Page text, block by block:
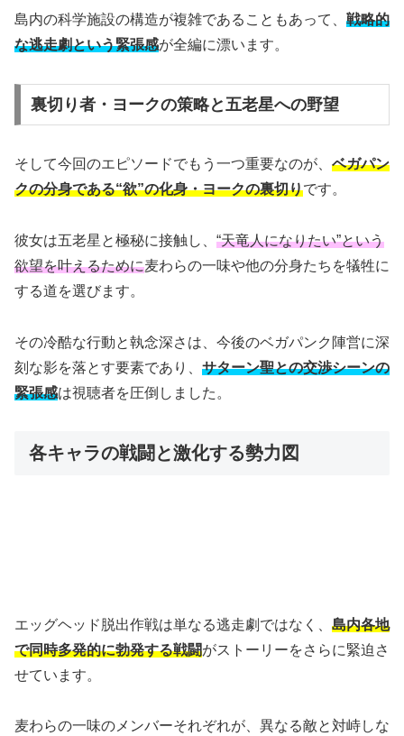
島内の科学施設の構造が複雑であることもあって、 戦略的
な逃走劇という緊張感が全編に漂います。
裏切り者・ヨークの策略と五老星への野望
そして今回のエピソードでもう一つ重要なのが、 ベガパン
クの分身である“欲”の化身・ヨークの裏切りです。
彼女は五老星と極秘に接触し、 “天竜人になりたい”という
欲望を叶えるために麦わらの一味や他の分身たちを犠牲に
する道を選びます。
その冷酷な行動と執念深さは、今後のベガパンク陣営に深
刻な影を落とす要素であり、 サターン聖との交渉シーンの
緊張感は視聴者を圧倒しました。
各キャラの戦闘と激化する勢力図
エッグヘッド脱出作戦は単なる逃走劇ではなく、 島内各地
で同時多発的に勃発する戦闘がストーリーをさらに緊迫さ
せています。
麦わらの一味のメンバーそれぞれが、異なる敵と対峙しな